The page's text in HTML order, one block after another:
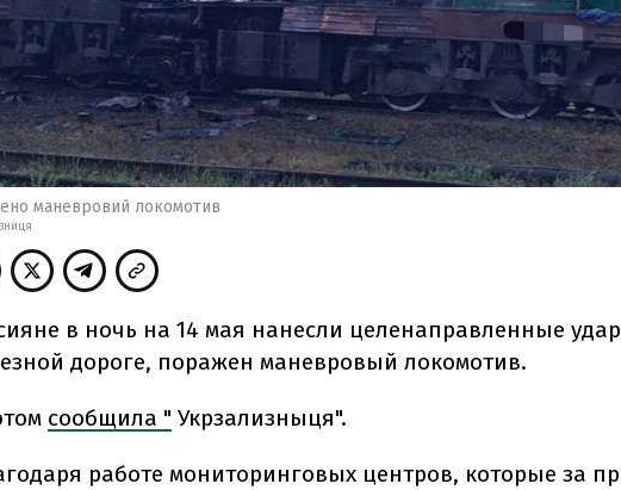
маневровий локомотив
в ночь на 14 мая нанесли целенаправленные
дороге, поражен маневровый локомотив.
сообщила " Укрзализныця".
работе мониторинговых центров, которые за